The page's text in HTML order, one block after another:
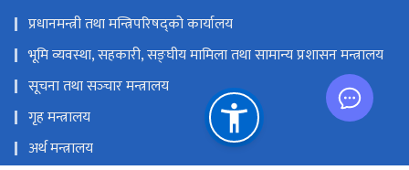
प्रधानमन्त्री तथा मन्त्रिपरिषद्को कार्यालय
भूमि व्यवस्था, सहकारी, सङ्‍घीय मामिला तथा सामान्य प्रशासन मन्त्रालय
सूचना तथा सञ्‍चार मन्त्रालय
गृह मन्त्रालय
अर्थ मन्त्रालय